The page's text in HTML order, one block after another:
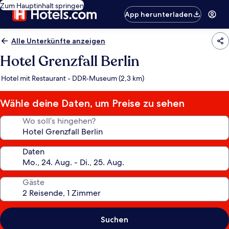
Zum Hauptinhalt springen
App herunterladen
Alle Unterkünfte anzeigen
Hotel Grenzfall Berlin
Hotel mit Restaurant - DDR-Museum (2,3 km)
Wähle deine Daten, um Preise zu sehen
Wo soll’s hingehen?
Daten
Gäste
Suchen